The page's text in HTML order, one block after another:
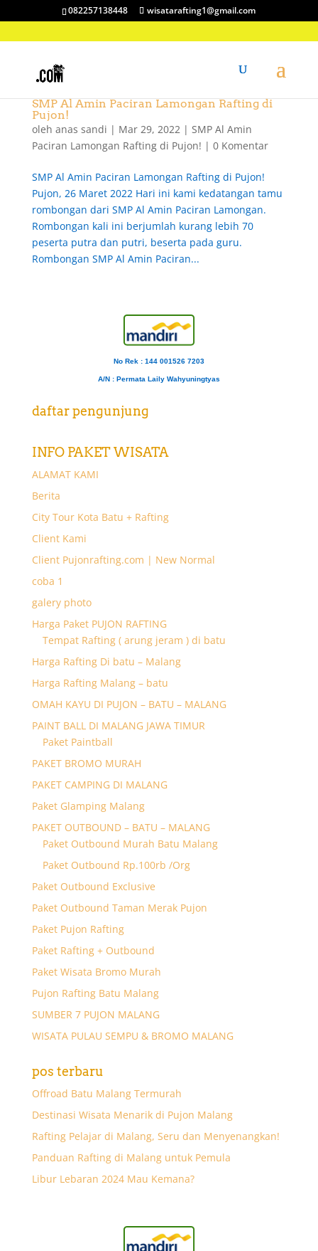
082257138448 wisatarafting1@gmail.com
SMP Al Amin Paciran Lamongan Rafting di
Pujon!
oleh anas sandi | Mar 29, 2022| SMP Al Amin
Paciran Lamongan Rafting di Pujon! | 0 Komentar
SMP Al Amin Paciran Lamongan Rafting di Pujon!
Pujon, 26 Maret 2022 Hari ini kami kedatangan tamu
rombongan dari SMP Al Amin Paciran Lamongan.
Rombongan kali ini berjumlah kurang lebih 70
peserta putra dan putri, beserta pada guru.
Rombongan SMP Al Amin Paciran...
No Rek : 144 001526 7203
A/N : Permata Laily Wahyuningtyas
daftar pengunjung
INFO PAKET WISATA
ALAMAT KAMI
Berita
City Tour Kota Batu + Rafting
Client Kami
Client Pujonrafting.com | New Normal
coba 1
galery photo
Harga Paket PUJON RAFTING
Tempat Rafting ( arung jeram ) di batu
Harga Rafting Di batu – Malang
Harga Rafting Malang – batu
OMAH KAYU DI PUJON – BATU – MALANG
PAINT BALL DI MALANG JAWA TIMUR
Paket Paintball
PAKET BROMO MURAH
PAKET CAMPING DI MALANG
Paket Glamping Malang
PAKET OUTBOUND – BATU – MALANG
Paket Outbound Murah Batu Malang
Paket Outbound Rp.100rb /Org
Paket Outbound Exclusive
Paket Outbound Taman Merak Pujon
Paket Pujon Rafting
Paket Rafting + Outbound
Paket Wisata Bromo Murah
Pujon Rafting Batu Malang
SUMBER 7 PUJON MALANG
WISATA PULAU SEMPU & BROMO MALANG
pos terbaru
Offroad Batu Malang Termurah
Destinasi Wisata Menarik di Pujon Malang
Rafting Pelajar di Malang, Seru dan Menyenangkan!
Panduan Rafting di Malang untuk Pemula
Libur Lebaran 2024 Mau Kemana?